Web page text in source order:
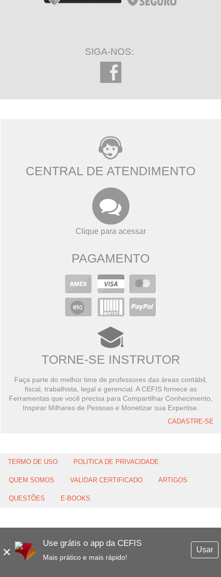
×
Use grátis o app da CEFIS
Mais prático e mais rápido!
Usar
SIGA-NOS:
CENTRAL DE ATENDIMENTO
Clique para acessar
PAGAMENTO
TORNE-SE INSTRUTOR
Faça parte do melhor time de professores das áreas contábil,
fiscal, trabalhista, legal e gerencial. A CEFIS fornece as
Ferramentas que você precisa para Compartilhar Conhecimento,
Inspirar Milhares de Pessoas e Monetizar sua Expertise.
CADASTRE-SE
TERMO DE USO POLITICA DE PRIVACIDADE
QUEM SOMOS VALIDAR CERTIFICADO ARTIGOS
QUESTÕES E-BOOKS